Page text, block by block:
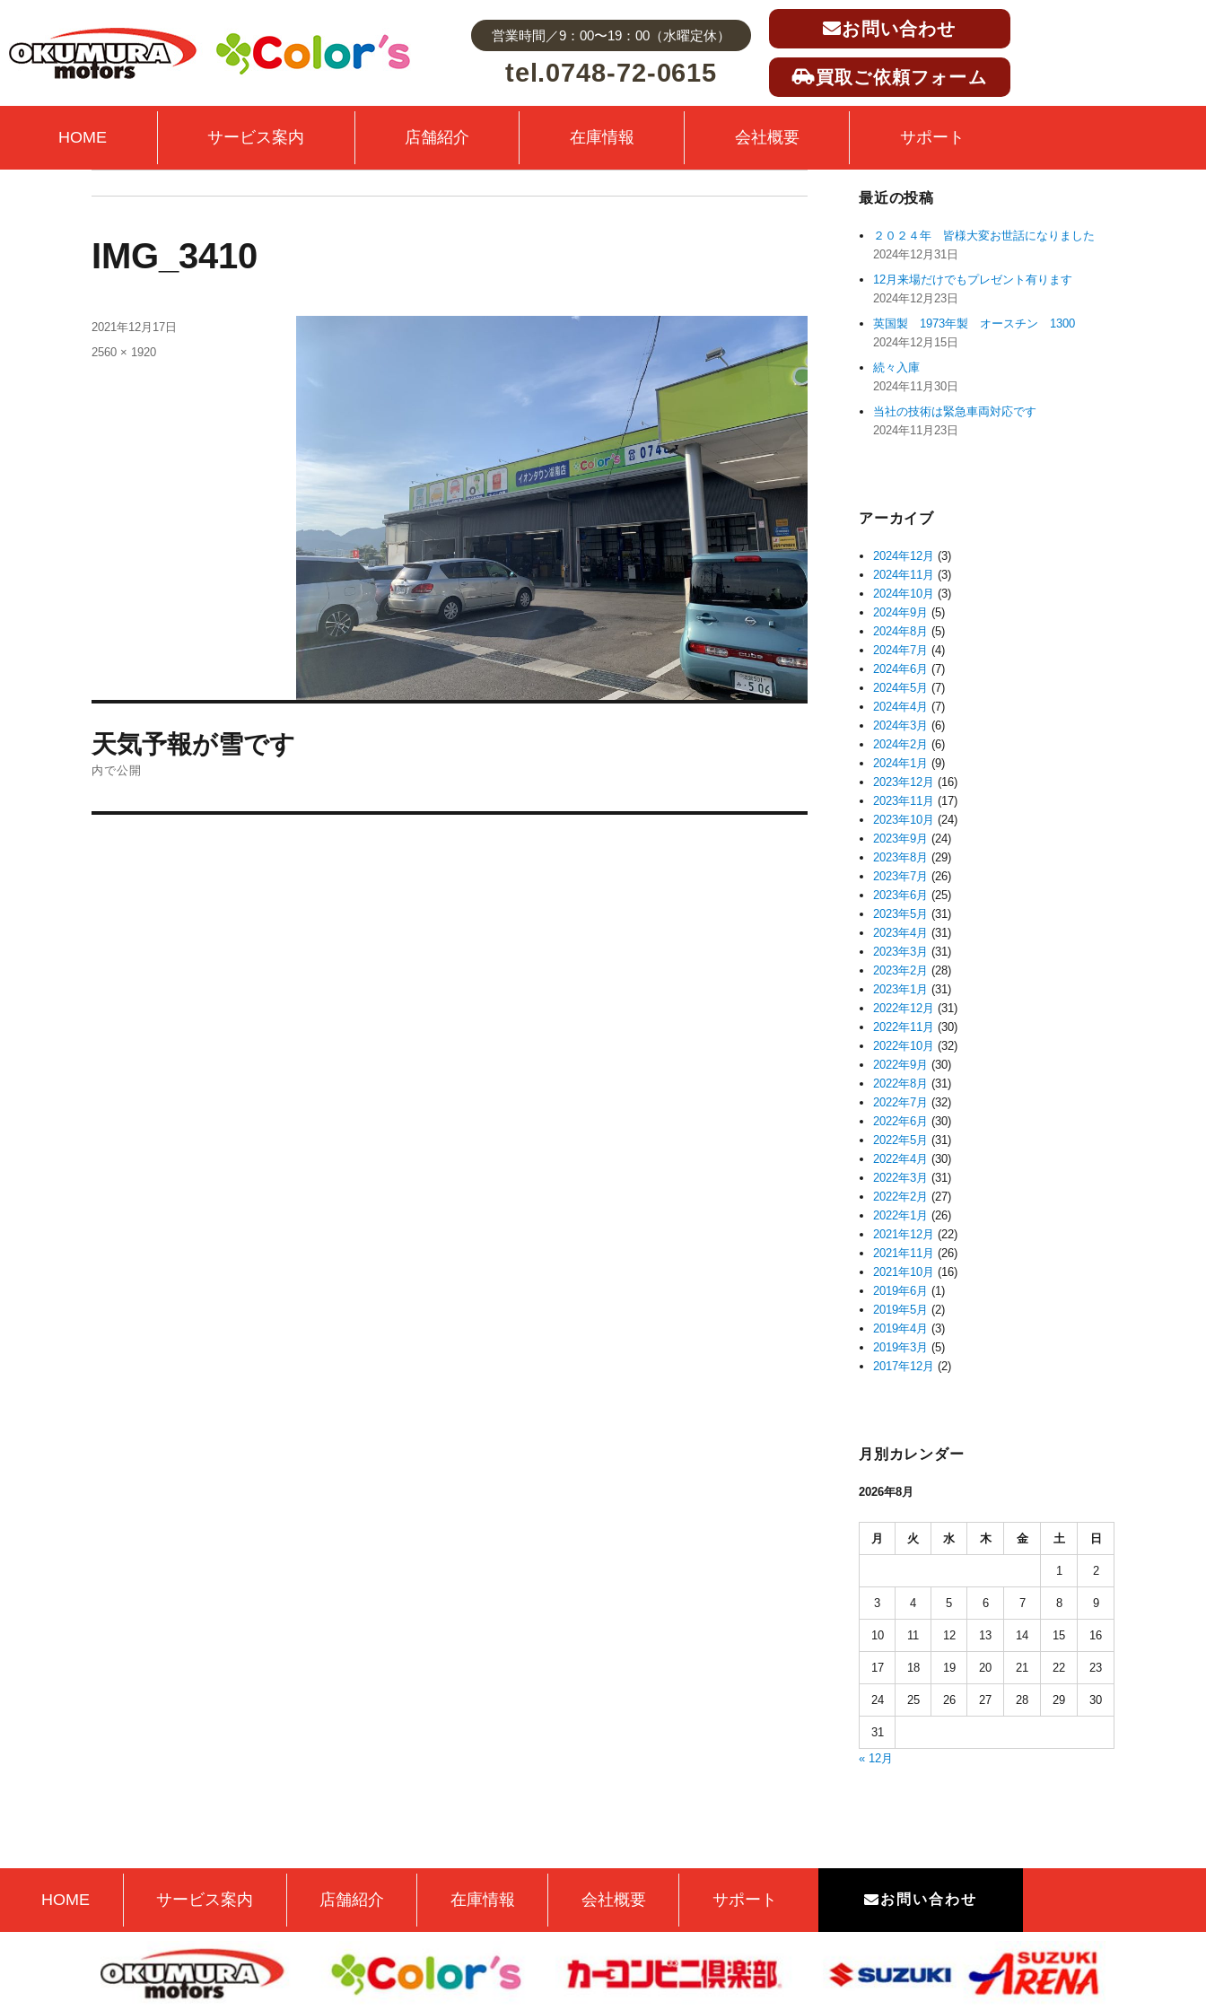
営業時間／9：00〜19：00（水曜定休）
tel.0748-72-0615
お問い合わせ
買取ご依頼フォーム
HOME サービス案内 店舗紹介 在庫情報 会社概要 サポート
IMG_3410
2021年12月17日
2560 × 1920
天気予報が雪です
内で公開
最近の投稿
２０２４年 皆様大変お世話になりました
2024年12月31日
12月来場だけでもプレゼント有ります
2024年12月23日
英国製 1973年製 オースチン 1300
2024年12月15日
続々入庫
2024年11月30日
当社の技術は緊急車両対応です
2024年11月23日
アーカイブ
2024年12月 (3)
2024年11月 (3)
2024年10月 (3)
2024年9月 (5)
2024年8月 (5)
2024年7月 (4)
2024年6月 (7)
2024年5月 (7)
2024年4月 (7)
2024年3月 (6)
2024年2月 (6)
2024年1月 (9)
2023年12月 (16)
2023年11月 (17)
2023年10月 (24)
2023年9月 (24)
2023年8月 (29)
2023年7月 (26)
2023年6月 (25)
2023年5月 (31)
2023年4月 (31)
2023年3月 (31)
2023年2月 (28)
2023年1月 (31)
2022年12月 (31)
2022年11月 (30)
2022年10月 (32)
2022年9月 (30)
2022年8月 (31)
2022年7月 (32)
2022年6月 (30)
2022年5月 (31)
2022年4月 (30)
2022年3月 (31)
2022年2月 (27)
2022年1月 (26)
2021年12月 (22)
2021年11月 (26)
2021年10月 (16)
2019年6月 (1)
2019年5月 (2)
2019年4月 (3)
2019年3月 (5)
2017年12月 (2)
月別カレンダー
2026年8月
月 火 水 木 金 土 日
1 2
3 4 5 6 7 8 9
10 11 12 13 14 15 16
17 18 19 20 21 22 23
24 25 26 27 28 29 30
31
« 12月
HOME サービス案内 店舗紹介 在庫情報 会社概要 サポート お問い合わせ